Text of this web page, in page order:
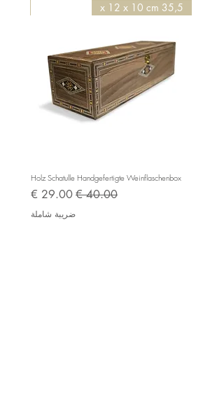
35,5 x 12 x 10 cm
Holz Schatulle Handgefertigte Weinflaschenbox
سعر عاديسعر البيع
ضريبة شاملة